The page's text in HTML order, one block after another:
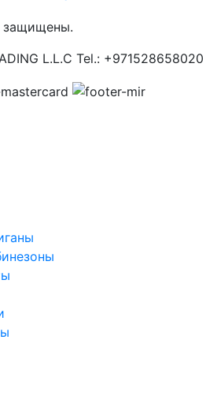
защищены.
L.L.C Tel.: +971528658020